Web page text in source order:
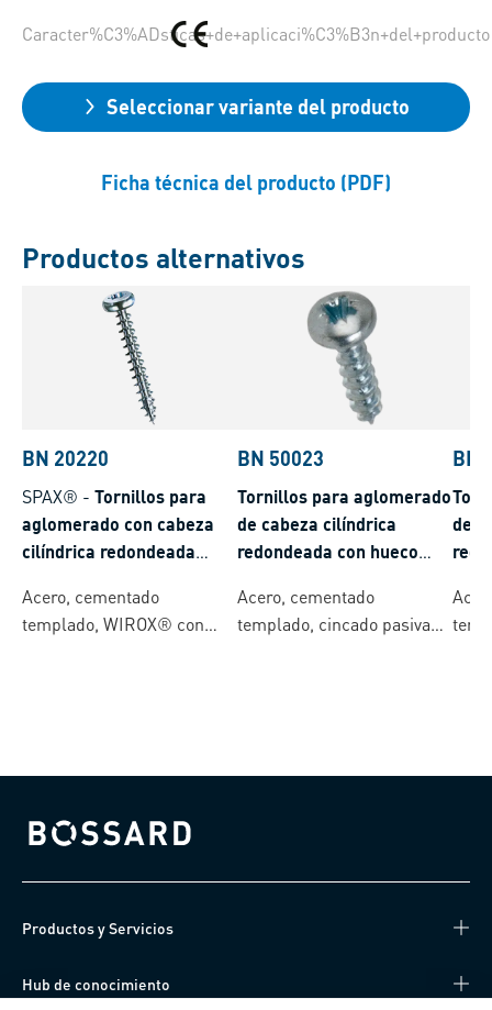
Caracter%C3%ADsticas+de+aplicaci%C3%B3n+del+producto
Seleccionar variante del producto
Ficha técnica del producto (PDF)
Productos alternativos
BN 20220
SPAX® - Tornillos para
aglomerado con cabeza
cilíndrica redondeada
hueco hexalobular T-STAR
plus con punta 4CUT
Acero, cementado
templado, WIROX® con
BN 50023
Tornillos para aglomerado
de cabeza cilíndrica
redondeada con hueco
Z
Acero, cementado
templado, cincado pasivado
BN
de
Bossard homepage
Productos y Servicios
Hub de conocimiento